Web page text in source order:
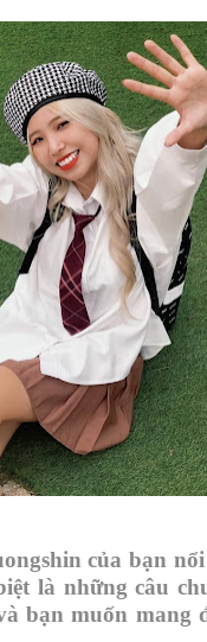
của bạn
là những câu
bạn muốn mang